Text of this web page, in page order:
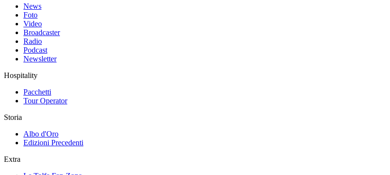
News
Foto
Video
Broadcaster
Radio
Podcast
Newsletter
Hospitality
Pacchetti
Tour Operator
Storia
Albo d'Oro
Edizioni Precedenti
Extra